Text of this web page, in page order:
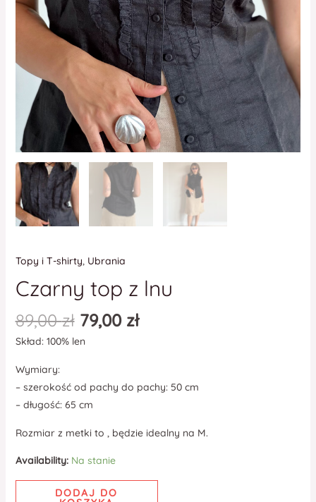
Topy i T-shirty, Ubrania
Czarny top z lnu
89,00zł 79,00 zł
Skład: 100% len
Wymiary:
– szerokość od pachy do pachy: 50 cm
– długość: 65 cm
Rozmiar z metki to , będzie idealny na M.
Availability: Na stanie
DODAJ DO